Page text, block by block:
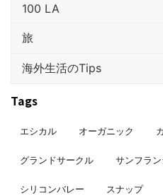
100 LA
旅
海外生活のTips
Tags
エシカル オーガニック
グランドサークル サンフラン
シリコンバレー スナップ